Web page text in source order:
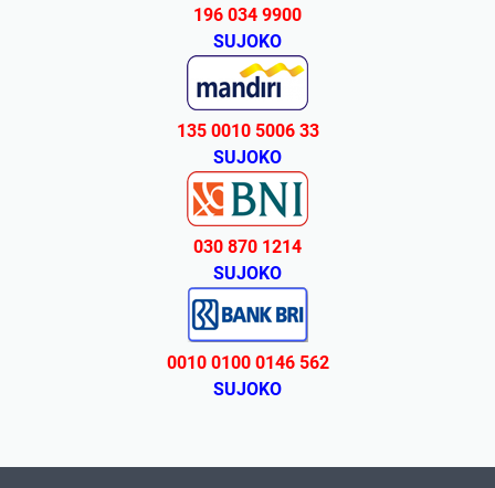
196 034 9900
SUJOKO
135 0010 5006 33
SUJOKO
030 870 1214
SUJOKO
0010 0100 0146 562
SUJOKO